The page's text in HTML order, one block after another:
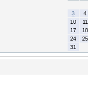
3
4
10
11
17
18
24
25
31